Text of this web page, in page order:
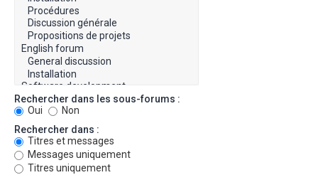
Rechercher dans les sous-forums :
Oui
Non
Rechercher dans :
Titres et messages
Messages uniquement
Titres uniquement